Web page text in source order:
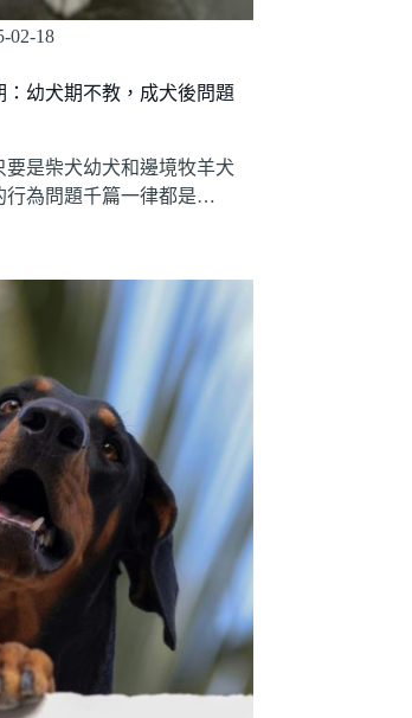
02-18
幼犬期不教，成犬後問題
是柴犬幼犬和邊境牧羊犬
行為問題千篇一律都是…